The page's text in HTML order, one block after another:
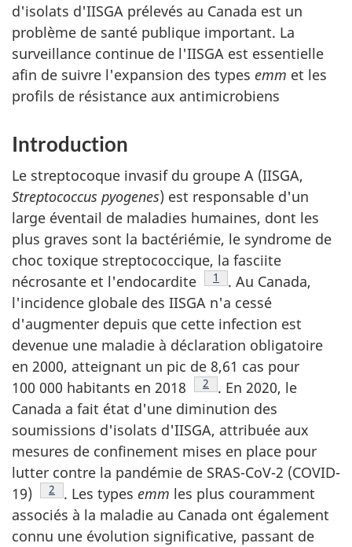
d'isolats d'IISGA prélevés au Canada est un
problème de santé publique important. La
surveillance continue de l'IISGA est essentielle
afin de suivre l'expansion des types emm et les
profils de résistance aux antimicrobiens
Introduction
Le streptocoque invasif du groupe A (IISGA,
Streptococcus pyogenes) est responsable d'un
large éventail de maladies humaines, dont les
plus graves sont la bactériémie, le syndrome de
choc toxique streptococcique, la fasciite
nécrosante et l'endocardite
Note de bas de page
1
. Au Canada,
l'incidence globale des IISGA n'a cessé
d'augmenter depuis que cette infection est
devenue une maladie à déclaration obligatoire
en 2000, atteignant un pic de 8,61 cas pour
100 000 habitants en 2018
Note de bas de page
2
. En 2020, le
Canada a fait état d'une diminution des
soumissions d'isolats d'IISGA, attribuée aux
mesures de confinement mises en place pour
lutter contre la pandémie de SRAS-CoV-2 (COVID-
19)
Note de bas de page
2 . Les types emm les plus couramment
associés à la maladie au Canada ont également
connu une évolution significative, passant de